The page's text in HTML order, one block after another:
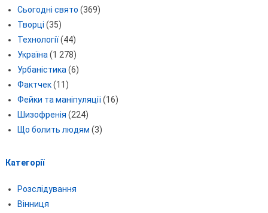
Сьогодні свято (369)
Творці (35)
Технології(44)
Україна (1 278)
Урбаністика (6)
Фактчек(11)
Фейки та маніпуляції(16)
Шизофренія (224)
Що болить людям (3)
Категорії
Розслідування
Вінниця